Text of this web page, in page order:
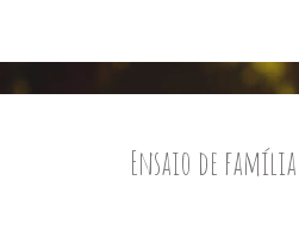
Ensaio de